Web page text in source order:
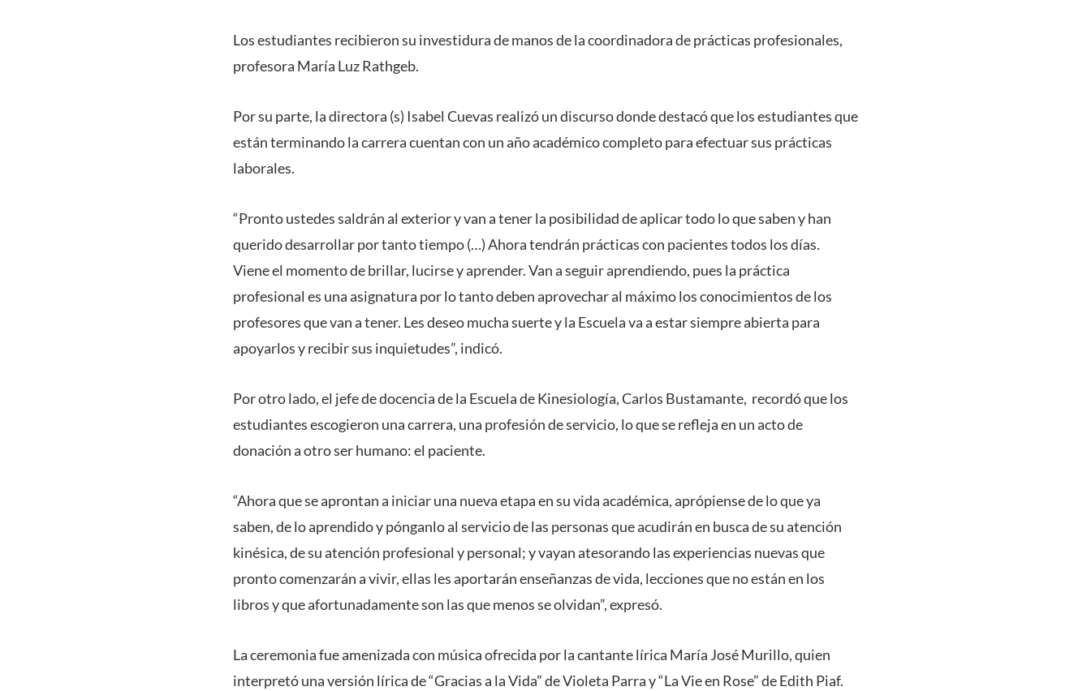
Los estudiantes recibieron su investidura de manos de la coordinadora de prácticas profesionales,
profesora María Luz Rathgeb.
Por su parte, la directora (s) Isabel Cuevas realizó un discurso donde destacó que los estudiantes que
están terminando la carrera cuentan con un año académico completo para efectuar sus prácticas
laborales.
“Pronto ustedes saldrán al exterior y van a tener la posibilidad de aplicar todo lo que saben y han
querido desarrollar por tanto tiempo (…) Ahora tendrán prácticas con pacientes todos los días.
Viene el momento de brillar, lucirse y aprender. Van a seguir aprendiendo, pues la práctica
profesional es una asignatura por lo tanto deben aprovechar al máximo los conocimientos de los
profesores que van a tener. Les deseo mucha suerte y la Escuela va a estar siempre abierta para
apoyarlos y recibir sus inquietudes”, indicó.
Por otro lado, el jefe de docencia de la Escuela de Kinesiología, Carlos Bustamante, recordó que los
estudiantes escogieron una carrera, una profesión de servicio, lo que se refleja en un acto de
donación a otro ser humano: el paciente.
“Ahora que se aprontan a iniciar una nueva etapa en su vida académica, aprópiense de lo que ya
saben, de lo aprendido y pónganlo al servicio de las personas que acudirán en busca de su atención
kinésica, de su atención profesional y personal; y vayan atesorando las experiencias nuevas que
pronto comenzarán a vivir, ellas les aportarán enseñanzas de vida, lecciones que no están en los
libros y que afortunadamente son las que menos se olvidan”, expresó.
La ceremonia fue amenizada con música ofrecida por la cantante lírica María José Murillo, quien
interpretó una versión lírica de “Gracias a la Vida” de Violeta Parra y “La Vie en Rose” de Edith Piaf.